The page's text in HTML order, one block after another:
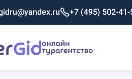
+7 (495) 502-41-